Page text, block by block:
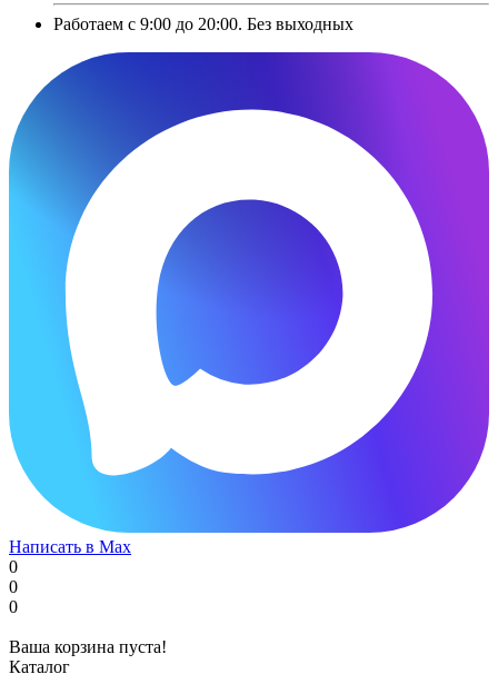
Работаем с 9:00 до 20:00. Без выходных
Написать в Max
0
0
0
Ваша корзина пуста!
Каталог